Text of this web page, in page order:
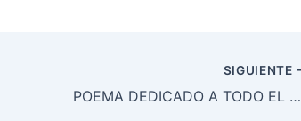
SIGUIENTE
POEMA DEDICADO A TODO EL PERSONAL SANITARIO